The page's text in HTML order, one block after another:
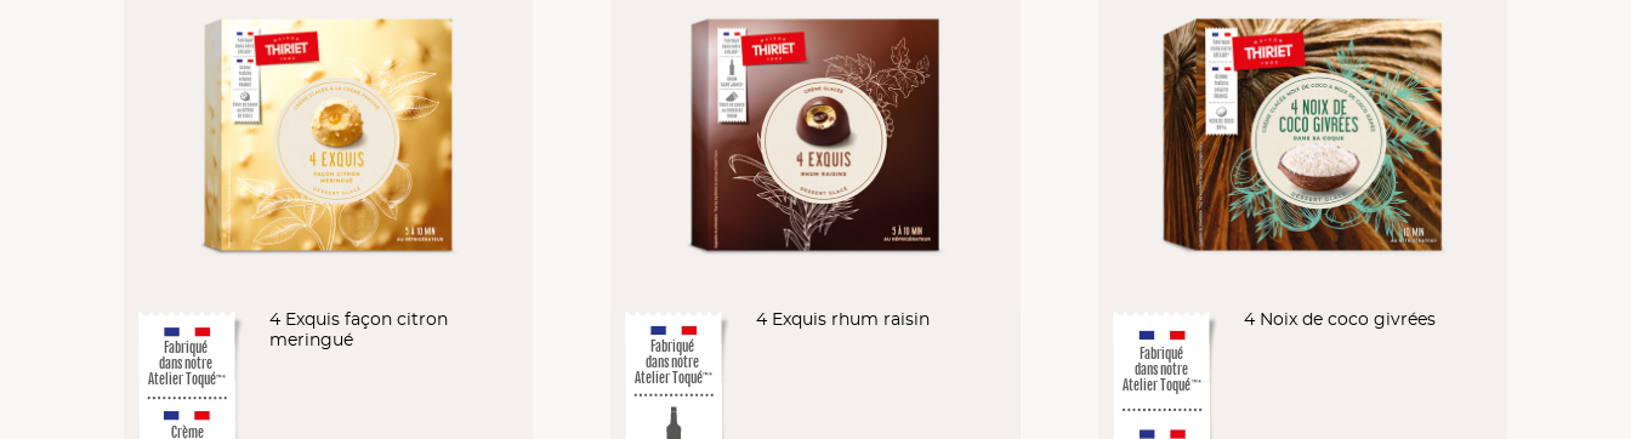
Fabriqué
dans notre
Atelier Toqué™*
Crème
4 Exquis façon citron
meringué
Fabriqué
dans notre
Atelier Toqué™*
4 Exquis rhum raisin
Fabriqué
dans notre
Atelier Toqué™*
4 Noix de coco givrées